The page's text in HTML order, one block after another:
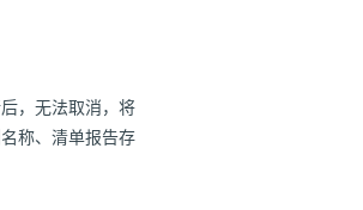
，无法取消，将
称、清单报告存